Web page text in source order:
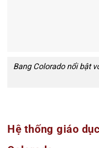
Bang Colorado nổi bật
Hệ thống giáo